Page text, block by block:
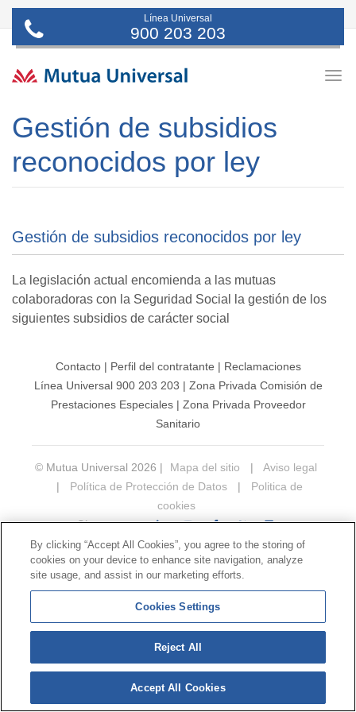
Línea Universal
900 203 203
Gestión de subsidios
reconocidos por ley
Gestión de subsidios reconocidos por ley
La legislación actual encomienda a las mutuas
colaboradoras con la Seguridad Social la gestión de los
siguientes subsidios de carácter social
Contacto| Perfil del contratante | Reclamaciones
Línea Universal 900 203 203 | Zona Privada Comisión de
Prestaciones Especiales| Zona Privada Proveedor
Sanitario
© Mutua Universal 2026 | Mapa del sitio |
Aviso legal
|
Política de Protección de Datos |
Politica de
cookies
Síguenos en:
𝕏
By clicking “Accept All Cookies”, you agree to the storing of
cookies on your device to enhance site navigation, analyze
site usage, and assist in our marketing efforts.
Cookies Settings
Reject All
Accept All Cookies